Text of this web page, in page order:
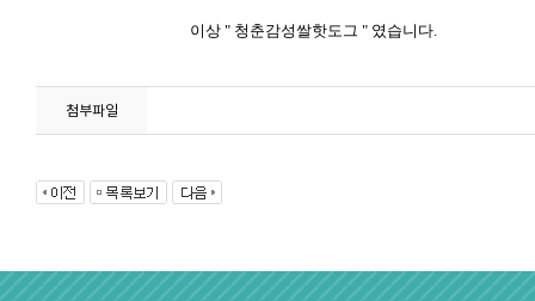
이상 " 청춘감성쌀핫도그 " 였습니다.
첨부파일